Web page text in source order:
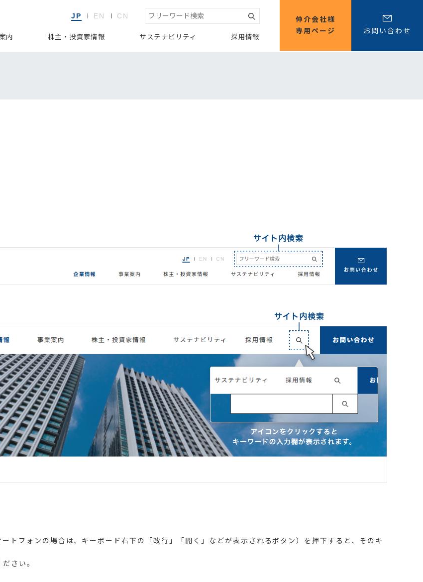
JP EN CN
ガバナンス
内
事事業
株主・投資家情報 サステナビリティ 採用情報
仲介会社様
専用ページ
お問い合わせ
トフォンの場合は、キーボード右下の「改行」「開く」などが表示されるボタン）を押下すると、そのキ
さい。